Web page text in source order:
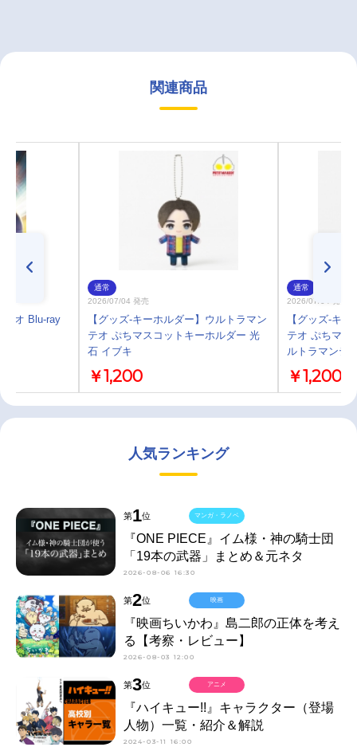
関連商品
テオ Blu-ray
通常
2026/07/04 発売
【グッズ-キーホルダー】ウルトラマン
テオ ぷちマスコットキーホルダー 光
石 イブキ
￥1,200
通常
2026/07/04 発売
【グッズ-キ
テオ ぷちマス
ルトラマンテ
￥1,200
人気ランキング
第1位
『ONE PIECE』イム様・神の騎士団
「19本の武器」まとめ＆元ネタ
2026-08-06 16:30
マンガ・ラノベ
第2位
『映画ちいかわ』島二郎の正体を考え
る【考察・レビュー】
2026-08-03 12:00
映画
第3位
『ハイキュー!!』キャラクター（登場
人物）一覧・紹介＆解説
2024-03-11 16:00
アニメ